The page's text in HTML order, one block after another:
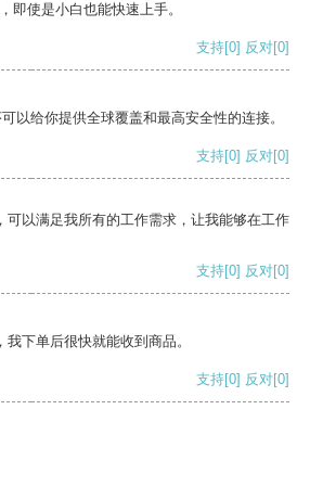
即使是小白也能快速上手。
支持[0] 反对[0]
以给你提供全球覆盖和最高安全性的连接。
支持[0] 反对[0]
可以满足我所有的工作需求，让我能够在工作
支持[0] 反对[0]
下单后很快就能收到商品。
支持[0] 反对[0]